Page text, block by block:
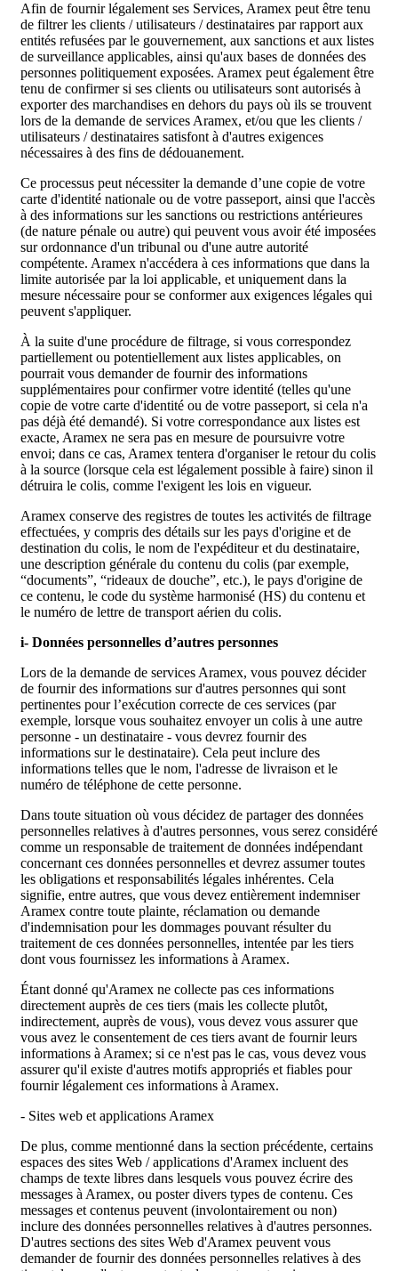
Afin de fournir légalement ses Services, Aramex peut être tenu
de filtrer les clients / utilisateurs / destinataires par rapport aux
entités refusées par le gouvernement, aux sanctions et aux listes
de surveillance applicables, ainsi qu'aux bases de données des
personnes politiquement exposées. Aramex peut également être
tenu de confirmer si ses clients ou utilisateurs sont autorisés à
exporter des marchandises en dehors du pays où ils se trouvent
lors de la demande de services Aramex, et/ou que les clients /
utilisateurs / destinataires satisfont à d'autres exigences
nécessaires à des fins de dédouanement.
Ce processus peut nécessiter la demande d’une copie de votre
carte d'identité nationale ou de votre passeport, ainsi que l'accès
à des informations sur les sanctions ou restrictions antérieures
(de nature pénale ou autre) qui peuvent vous avoir été imposées
sur ordonnance d'un tribunal ou d'une autre autorité
compétente. Aramex n'accédera à ces informations que dans la
limite autorisée par la loi applicable, et uniquement dans la
mesure nécessaire pour se conformer aux exigences légales qui
peuvent s'appliquer.
À la suite d'une procédure de filtrage, si vous correspondez
partiellement ou potentiellement aux listes applicables, on
pourrait vous demander de fournir des informations
supplémentaires pour confirmer votre identité (telles qu'une
copie de votre carte d'identité ou de votre passeport, si cela n'a
pas déjà été demandé). Si votre correspondance aux listes est
exacte, Aramex ne sera pas en mesure de poursuivre votre
envoi; dans ce cas, Aramex tentera d'organiser le retour du colis
à la source (lorsque cela est légalement possible à faire) sinon il
détruira le colis, comme l'exigent les lois en vigueur.
Aramex conserve des registres de toutes les activités de filtrage
effectuées, y compris des détails sur les pays d'origine et de
destination du colis, le nom de l'expéditeur et du destinataire,
une description générale du contenu du colis (par exemple,
“documents”, “rideaux de douche”, etc.), le pays d'origine de
ce contenu, le code du système harmonisé (HS) du contenu et
le numéro de lettre de transport aérien du colis.
i- Données personnelles d’autres personnes
Lors de la demande de services Aramex, vous pouvez décider
de fournir des informations sur d'autres personnes qui sont
pertinentes pour l’exécution correcte de ces services (par
exemple, lorsque vous souhaitez envoyer un colis à une autre
personne - un destinataire - vous devrez fournir des
informations sur le destinataire). Cela peut inclure des
informations telles que le nom, l'adresse de livraison et le
numéro de téléphone de cette personne.
Dans toute situation où vous décidez de partager des données
personnelles relatives à d'autres personnes, vous serez considéré
comme un responsable de traitement de données indépendant
concernant ces données personnelles et devrez assumer toutes
les obligations et responsabilités légales inhérentes. Cela
signifie, entre autres, que vous devez entièrement indemniser
Aramex contre toute plainte, réclamation ou demande
d'indemnisation pour les dommages pouvant résulter du
traitement de ces données personnelles, intentée par les tiers
dont vous fournissez les informations à Aramex.
Étant donné qu'Aramex ne collecte pas ces informations
directement auprès de ces tiers (mais les collecte plutôt,
indirectement, auprès de vous), vous devez vous assurer que
vous avez le consentement de ces tiers avant de fournir leurs
informations à Aramex; si ce n'est pas le cas, vous devez vous
assurer qu'il existe d'autres motifs appropriés et fiables pour
fournir légalement ces informations à Aramex.
- Sites web et applications Aramex
De plus, comme mentionné dans la section précédente, certains
espaces des sites Web / applications d'Aramex incluent des
champs de texte libres dans lesquels vous pouvez écrire des
messages à Aramex, ou poster divers types de contenu. Ces
messages et contenus peuvent (involontairement ou non)
inclure des données personnelles relatives à d'autres personnes.
D'autres sections des sites Web d'Aramex peuvent vous
demander de fournir des données personnelles relatives à des